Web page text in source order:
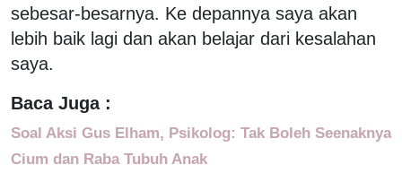
sebesar-besarnya. Ke depannya saya akan
lebih baik lagi dan akan belajar dari kesalahan
saya.
Baca Juga :
Soal Aksi Gus Elham, Psikolog: Tak Boleh Seenaknya
Cium dan Raba Tubuh Anak